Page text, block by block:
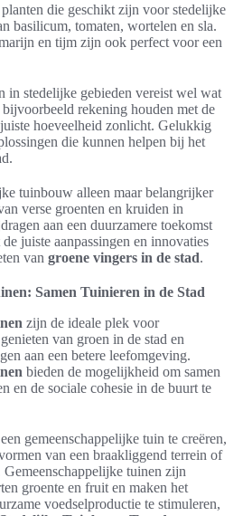
die geschikt zijn voor stedelijke
basilicum, tomaten, wortelen en sla.
en tijm zijn ook perfect voor een
in stedelijke gebieden vereist wel wat
rekening houden met de
hoeveelheid zonlicht. Gelukkig
die kunnen helpen bij het
tuinbouw alleen maar belangrijker
verse groenten en kruiden in
aan een duurzamere toekomst
juiste aanpassingen en innovaties
van groene vingers in de stad.
Samen Tuinieren in de Stad
zijn de ideale plek voor
van groen in de stad en
aan een betere leefomgeving.
bieden de mogelijkheid om samen
en de sociale cohesie in de buurt te
gemeenschappelijke tuin te creëren,
van een braakliggend terrein of
tuinen zijn
groente en fruit en maken het
voedselproductie te stimuleren,